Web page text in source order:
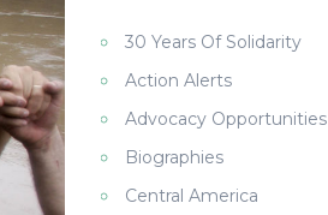
30 Years Of Solidarity
Action Alerts
Advocacy Opportunities
Biographies
Central America